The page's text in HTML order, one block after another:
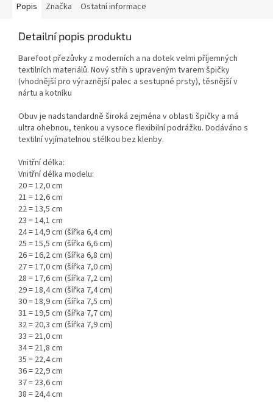
Popis Značka Ostatní informace
Detailní popis produktu
Barefoot přezůvky z moderních a na dotek velmi příjemných
textilních materiálů. Nový střih s upraveným tvarem špičky
(vhodnější pro výraznější palec a sestupné prsty), těsnější v
nártu a kotníku
Obuv je nadstandardně široká zejména v oblasti špičky a má
ultra ohebnou, tenkou a vysoce flexibilní podrážku. Dodáváno s
textilní vyjímatelnou stélkou bez klenby.
Vnitřní délka:
Vnitřní délka modelu:
20 = 12,0 cm
21 = 12,6 cm
22 = 13,5 cm
23 = 14,1 cm
24 = 14,9 cm (šířka 6,4 cm)
25 = 15,5 cm (šířka 6,6 cm)
26 = 16,2 cm (šířka 6,8 cm)
27 = 17,0 cm (šířka 7,0 cm)
28 = 17,6 cm (šířka 7,2 cm)
29 = 18,4 cm (šířka 7,4 cm)
30 = 18,9 cm (šířka 7,5 cm)
31 = 19,5 cm (šířka 7,7 cm)
32 = 20,3 cm (šířka 7,9 cm)
33 = 21,0 cm
34 = 21,8 cm
35 = 22,4 cm
36 = 22,9 cm
37 = 23,6 cm
38 = 24,4 cm